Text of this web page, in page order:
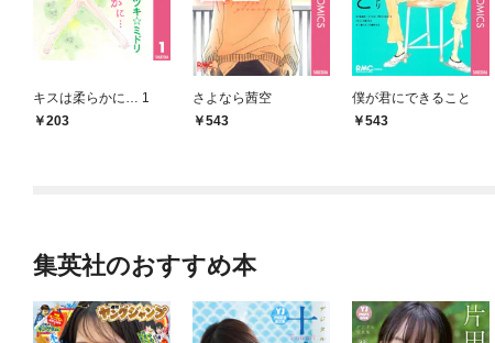
キスは柔らかに… 1
203
さよなら茜空
543
僕が君にできること
543
集英社のおすすめ本